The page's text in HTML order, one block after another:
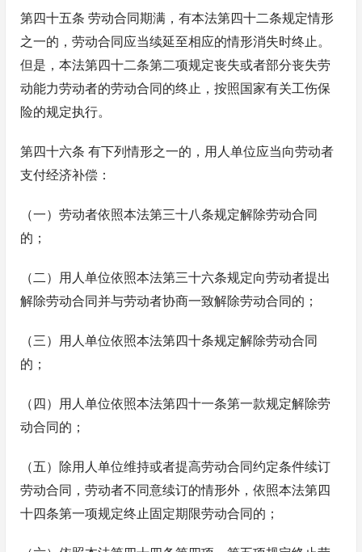
第四十五条 劳动合同期满，有本法第四十二条规定情形
之一的，劳动合同应当续延至相应的情形消失时终止。
但是，本法第四十二条第二项规定丧失或者部分丧失劳
动能力劳动者的劳动合同的终止，按照国家有关工伤保
险的规定执行。
第四十六条 有下列情形之一的，用人单位应当向劳动者
支付经济补偿：
（一）劳动者依照本法第三十八条规定解除劳动合同
的；
（二）用人单位依照本法第三十六条规定向劳动者提出
解除劳动合同并与劳动者协商一致解除劳动合同的；
（三）用人单位依照本法第四十条规定解除劳动合同
的；
（四）用人单位依照本法第四十一条第一款规定解除劳
动合同的；
（五）除用人单位维持或者提高劳动合同约定条件续订
劳动合同，劳动者不同意续订的情形外，依照本法第四
十四条第一项规定终止固定期限劳动合同的；